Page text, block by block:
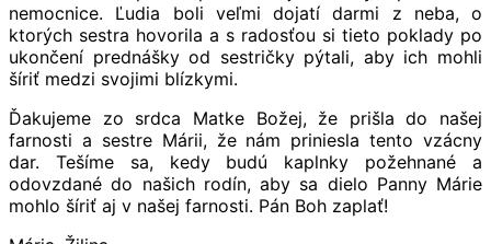
nemocnice. Ľudia boli veľmi dojatí darmi z neba, o
ktorých sestra hovorila a s radosťou si tieto poklady po
ukončení prednášky od sestričky pýtali, aby ich mohli
šíriť medzi svojimi blízkymi.
Ďakujeme zo srdca Matke Božej, že prišla do našej
farnosti a sestre Márii, že nám priniesla tento vzácny
dar. Tešíme sa, kedy budú kaplnky požehnané a
odovzdané do našich rodín, aby sa dielo Panny Márie
mohlo šíriť aj v našej farnosti. Pán Boh zaplať!